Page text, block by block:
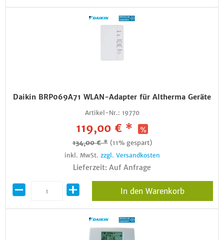
Daikin BRP069A71 WLAN-Adapter für Altherma Geräte
Artikel-Nr.: 19770
119,00 € *
134,00 € * (11% gespart)
inkl. MwSt. zzgl. Versandkosten
Lieferzeit: Auf Anfrage
In den Warenkorb